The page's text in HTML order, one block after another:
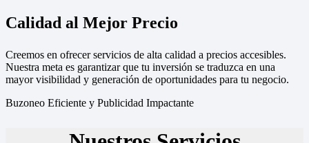
Calidad al Mejor Precio
Creemos en ofrecer servicios de alta calidad a precios accesibles.
Nuestra meta es garantizar que tu inversión se traduzca en una
mayor visibilidad y generación de oportunidades para tu negocio.
Buzoneo Eficiente y Publicidad Impactante